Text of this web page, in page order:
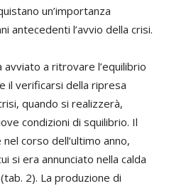
un’importanza
antecedenti l’avvio della crisi.
a ritrovare l’equilibrio
il verificarsi della ripresa
quando si realizzerà,
condizioni di squilibrio. Il
corso dell’ultimo anno,
si era annunciato nella calda
2). La produzione di